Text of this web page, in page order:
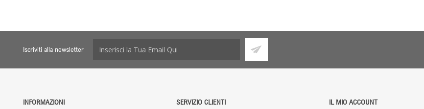
Iscriviti alla newsletter
INFORMAZIONI SERVIZIO CLIENTI IL MIO ACCOUNT